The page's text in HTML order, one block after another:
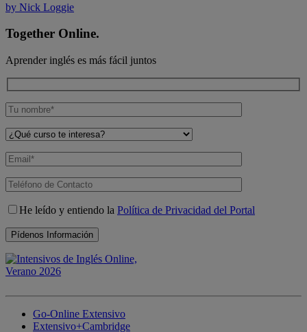
by Nick Loggie
Together Online.
Aprender inglés es más fácil juntos
He leído y entiendo la Política de Privacidad del Portal
Go-Online Extensivo
Extensivo+Cambridge